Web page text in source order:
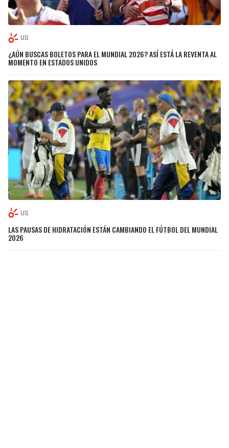
US
¿AÚN BUSCAS BOLETOS PARA EL MUNDIAL 2026? ASÍ ESTÁ LA REVENTA AL
MOMENTO EN ESTADOS UNIDOS
US
LAS PAUSAS DE HIDRATACIÓN ESTÁN CAMBIANDO EL FÚTBOL DEL MUNDIAL
2026